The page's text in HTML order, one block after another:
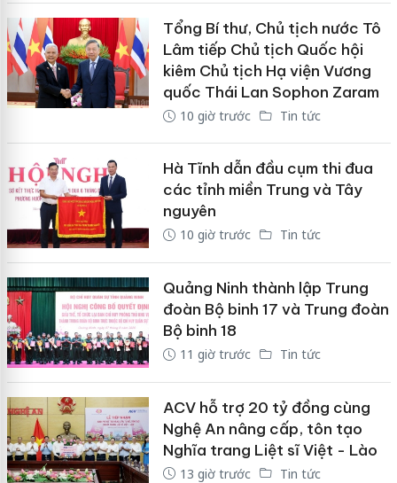
Tổng Bí thư, Chủ tịch nước Tô
Lâm tiếp Chủ tịch Quốc hội
kiêm Chủ tịch Hạ viện Vương
quốc Thái Lan Sophon Zaram
10 giờ trước Tin tức
Hà Tĩnh dẫn đầu cụm thi đua
các tỉnh miền Trung và Tây
nguyên
10 giờ trước Tin tức
Quảng Ninh thành lập Trung
đoàn Bộ binh 17 và Trung đoàn
Bộ binh 18
11 giờ trước Tin tức
ACV hỗ trợ 20 tỷ đồng cùng
Nghệ An nâng cấp, tôn tạo
Nghĩa trang Liệt sĩ Việt - Lào
13 giờ trước Tin tức